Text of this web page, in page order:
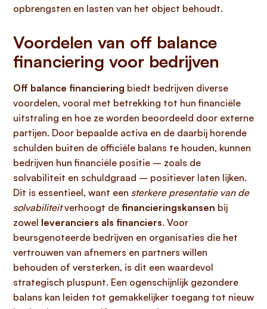
opbrengsten en lasten van het object behoudt.
Voordelen van off balance
financiering voor bedrijven
Off balance financiering biedt bedrijven diverse
voordelen, vooral met betrekking tot hun financiële
uitstraling en hoe ze worden beoordeeld door externe
partijen. Door bepaalde activa en de daarbij horende
schulden buiten de officiële balans te houden, kunnen
bedrijven hun financiële positie – zoals de
solvabiliteit en schuldgraad – positiever laten lijken.
Dit is essentieel, want een sterkere presentatie van de
solvabiliteitverhoogt de financieringskansen bij
zowel leveranciers als financiers. Voor
beursgenoteerde bedrijven en organisaties die het
vertrouwen van afnemers en partners willen
behouden of versterken, is dit een waardevol
strategisch pluspunt. Een ogenschijnlijk gezondere
balans kan leiden tot gemakkelijker toegang tot nieuw